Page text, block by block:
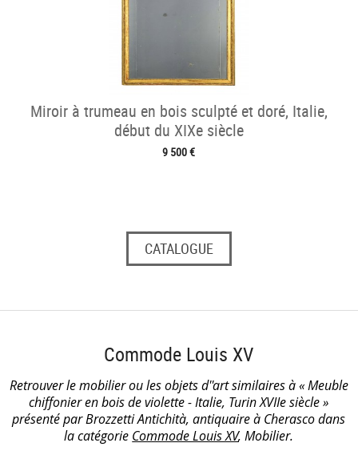
Miroir à trumeau en bois sculpté et doré, Italie,
début du XIXe siècle
9 500 €
CATALOGUE
Commode Louis XV
Retrouver le mobilier ou les objets d''art similaires à « Meuble
chiffonier en bois de violette - Italie, Turin XVIIe siècle »
présenté par Brozzetti Antichità, antiquaire à Cherasco dans
la catégorie Commode Louis XV, Mobilier.